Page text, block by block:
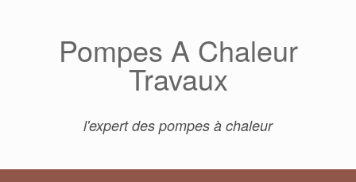
Pompes A Chaleur
Travaux
l'expert des pompes à chaleur